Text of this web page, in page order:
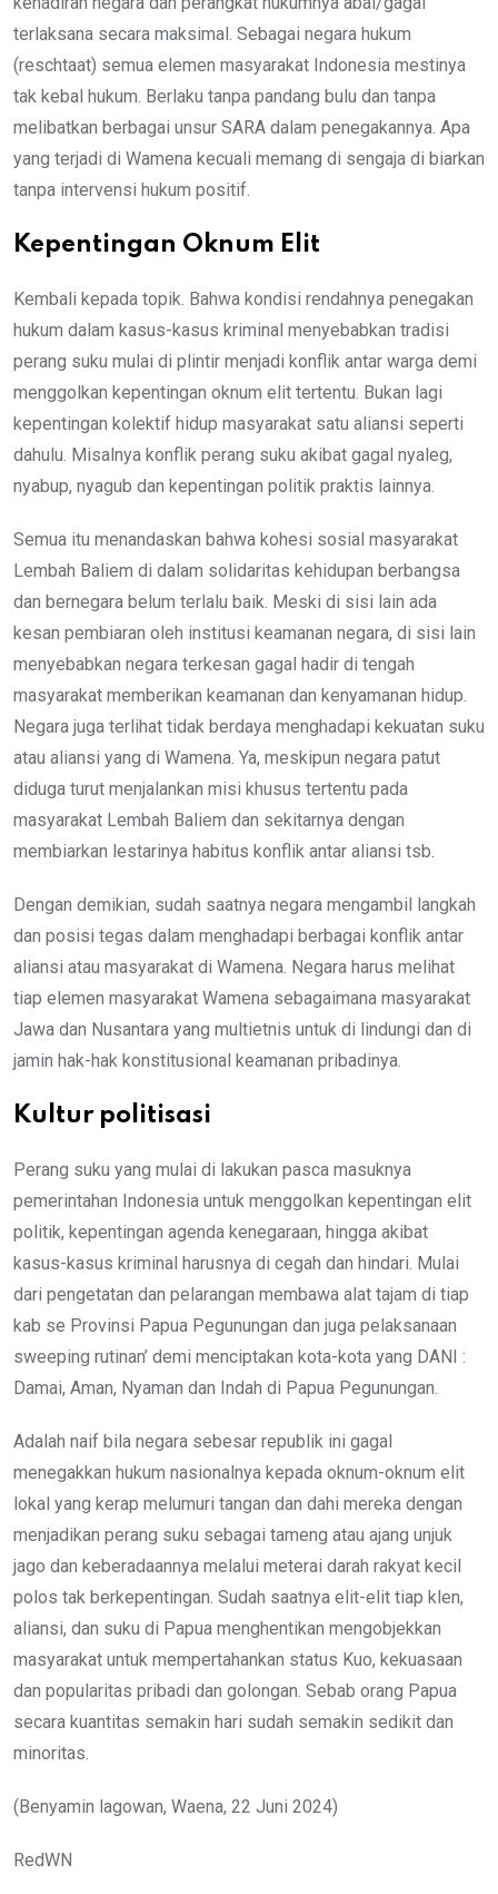
terlaksana secara maksimal. Sebagai negara hukum
(reschtaat) semua elemen masyarakat Indonesia mestinya
tak kebal hukum. Berlaku tanpa pandang bulu dan tanpa
melibatkan berbagai unsur SARA dalam penegakannya. Apa
yang terjadi di Wamena kecuali memang di sengaja di biarkan
tanpa intervensi hukum positif.
Kepentingan Oknum Elit
Kembali kepada topik. Bahwa kondisi rendahnya penegakan
hukum dalam kasus-kasus kriminal menyebabkan tradisi
perang suku mulai di plintir menjadi konflik antar warga demi
menggolkan kepentingan oknum elit tertentu. Bukan lagi
kepentingan kolektif hidup masyarakat satu aliansi seperti
dahulu. Misalnya konflik perang suku akibat gagal nyaleg,
nyabup, nyagub dan kepentingan politik praktis lainnya.
Semua itu menandaskan bahwa kohesi sosial masyarakat
Lembah Baliem di dalam solidaritas kehidupan berbangsa
dan bernegara belum terlalu baik. Meski di sisi lain ada
kesan pembiaran oleh institusi keamanan negara, di sisi lain
menyebabkan negara terkesan gagal hadir di tengah
masyarakat memberikan keamanan dan kenyamanan hidup.
Negara juga terlihat tidak berdaya menghadapi kekuatan suku
atau aliansi yang di Wamena. Ya, meskipun negara patut
diduga turut menjalankan misi khusus tertentu pada
masyarakat Lembah Baliem dan sekitarnya dengan
membiarkan lestarinya habitus konflik antar aliansi tsb.
Dengan demikian, sudah saatnya negara mengambil langkah
dan posisi tegas dalam menghadapi berbagai konflik antar
aliansi atau masyarakat di Wamena. Negara harus melihat
tiap elemen masyarakat Wamena sebagaimana masyarakat
Jawa dan Nusantara yang multietnis untuk di lindungi dan di
jamin hak-hak konstitusional keamanan pribadinya.
Kultur politisasi
Perang suku yang mulai di lakukan pasca masuknya
pemerintahan Indonesia untuk menggolkan kepentingan elit
politik, kepentingan agenda kenegaraan, hingga akibat
kasus-kasus kriminal harusnya di cegah dan hindari. Mulai
dari pengetatan dan pelarangan membawa alat tajam di tiap
kab se Provinsi Papua Pegunungan dan juga pelaksanaan
sweeping rutinan’ demi menciptakan kota-kota yang DANI :
Damai, Aman, Nyaman dan Indah di Papua Pegunungan.
Adalah naif bila negara sebesar republik ini gagal
menegakkan hukum nasionalnya kepada oknum-oknum elit
lokal yang kerap melumuri tangan dan dahi mereka dengan
menjadikan perang suku sebagai tameng atau ajang unjuk
jago dan keberadaannya melalui meterai darah rakyat kecil
polos tak berkepentingan. Sudah saatnya elit-elit tiap klen,
aliansi, dan suku di Papua menghentikan mengobjekkan
masyarakat untuk mempertahankan status Kuo, kekuasaan
dan popularitas pribadi dan golongan. Sebab orang Papua
secara kuantitas semakin hari sudah semakin sedikit dan
minoritas.
(Benyamin lagowan, Waena, 22 Juni 2024)
RedWN